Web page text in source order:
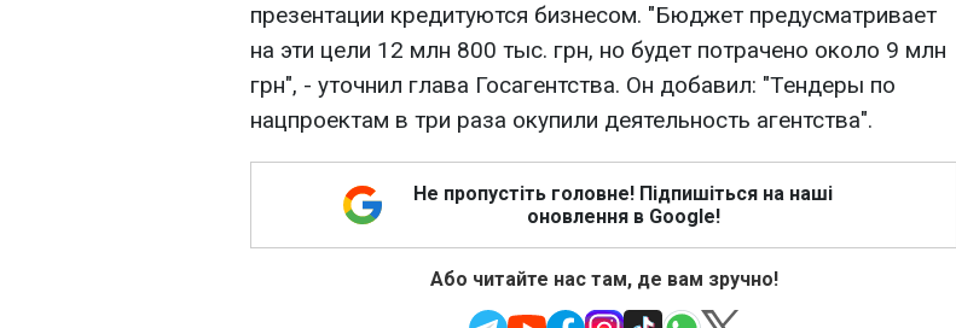
презентации кредитуются бизнесом. "Бюджет предусматривает
на эти цели 12 млн 800 тыс. грн, но будет потрачено около 9 млн
грн", - уточнил глава Госагентства. Он добавил: "Тендеры по
нацпроектам в три раза окупили деятельность агентства".
Не пропустіть головне! Підпишіться на наші
оновлення в Google!
Або читайте нас там, де вам зручно!